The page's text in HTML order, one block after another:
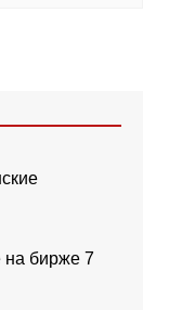
на бирже 7